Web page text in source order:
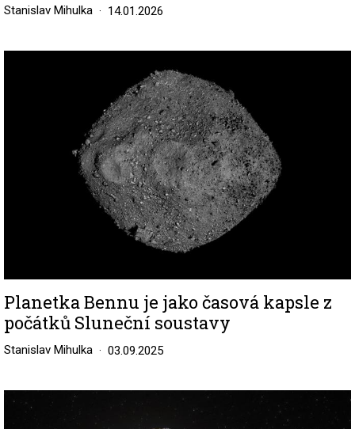
Stanislav Mihulka 14.01.2026
Planetka Bennu je jako časová kapsle z
počátků Sluneční soustavy
Stanislav Mihulka 03.09.2025
Image